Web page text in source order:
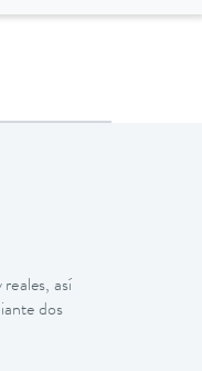
así
dos